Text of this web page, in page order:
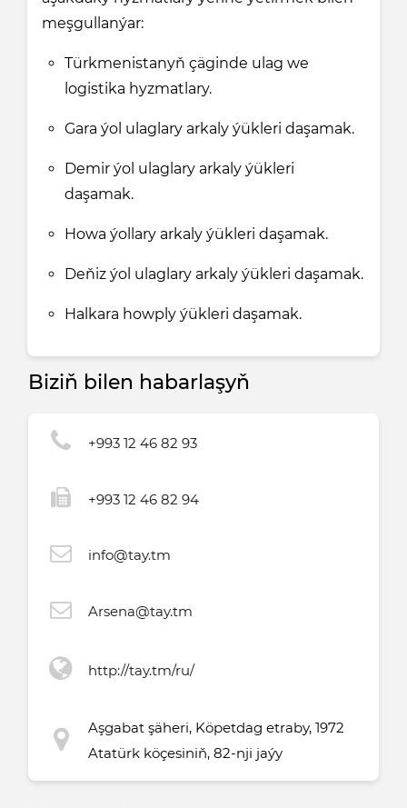
meşgullanýar:
Türkmenistanyň çäginde ulag we
logistika hyzmatlary.
Gara ýol ulaglary arkaly ýükleri daşamak.
Demir ýol ulaglary arkaly ýükleri
daşamak.
Howa ýollary arkaly ýükleri daşamak.
Deňiz ýol ulaglary arkaly ýükleri daşamak.
Halkara howply ýükleri daşamak.
Biziň bilen habarlaşyň
+993 12 46 82 93
+993 12 46 82 94
info@tay.tm
Arsena@tay.tm
http://tay.tm/ru/
Aşgabat şäheri, Köpetdag etraby, 1972
Atatürk köçesiniň, 82-nji jaýy